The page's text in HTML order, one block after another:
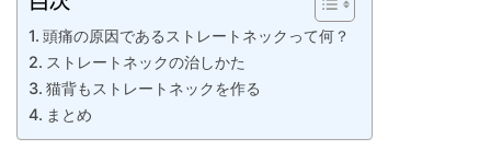
頭痛の原因であるストレートネックって何？
ストレートネックの治しかた
猫背もストレートネックを作る
まとめ